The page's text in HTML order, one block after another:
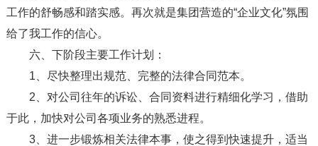
工作的舒畅感和踏实感。再次就是集团营造的“企业文化”氛围
给了我工作的信心。
六、下阶段主要工作计划：
1、尽快整理出规范、完整的法律合同范本。
2、对公司往年的诉讼、合同资料进行精细化学习，借助
于此，加快对公司各项业务的熟悉进程。
3、进一步锻炼相关法律本事，使之得到快速提升，适当